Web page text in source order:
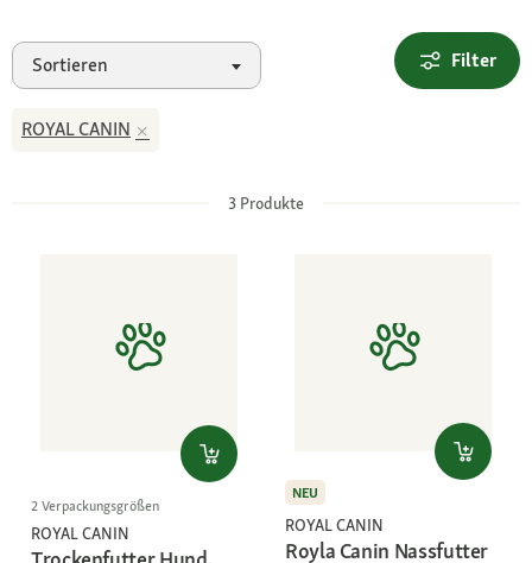
Sortieren Filter
ROYAL CANIN
3 Produkte
2 Verpackungsgrößen
ROYAL CANIN
NEU
ROYAL CANIN
Royla Canin Nassfutter